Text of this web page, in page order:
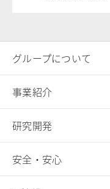
グループについて
事業紹介
研究開発
安全・安心